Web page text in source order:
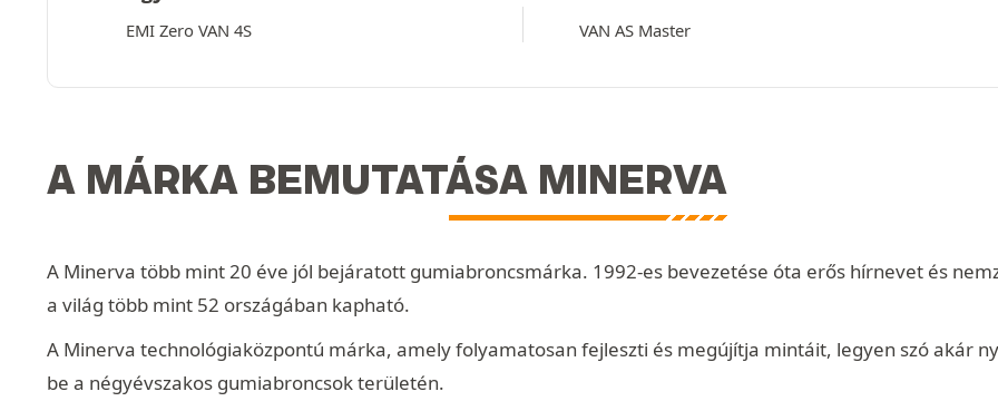
EMI Zero VAN 4S
VAN AS Master
A MÁRKA BEMUTATÁSA MINERVA
A Minerva több mint 20 éve jól bejáratott gumiabroncsmárka. 1992-es bevezetése óta erős hírnevet és
a világ több mint 52 országában kapható.
A Minerva technológiaközpontú márka, amely folyamatosan fejleszti és megújítja mintáit, legyen szó akár
be a négyévszakos gumiabroncsok területén.